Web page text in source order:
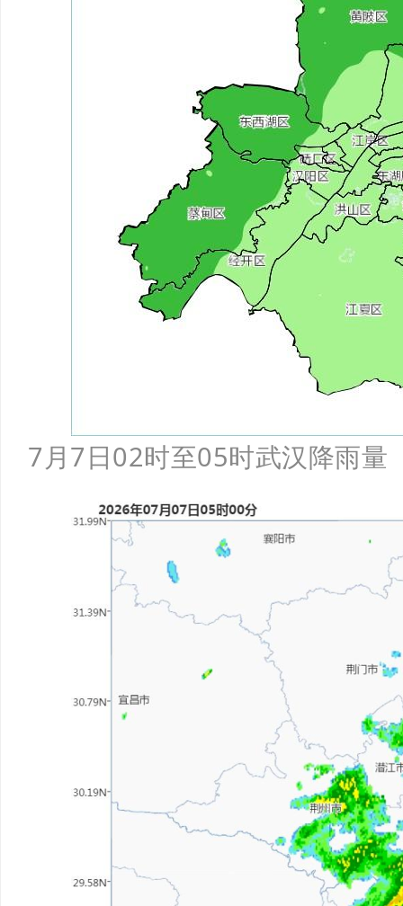
7月7日02时至05时武汉降雨量